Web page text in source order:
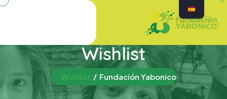
Wishlist
Fundación Yabonico
Wishlist